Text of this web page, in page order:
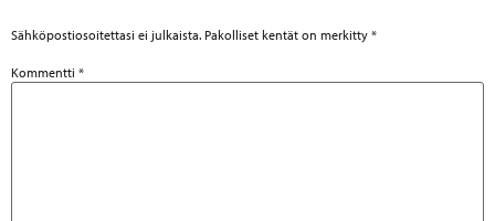
Sähköpostiosoitettasi ei julkaista. Pakolliset kentät on merkitty *
Kommentti *